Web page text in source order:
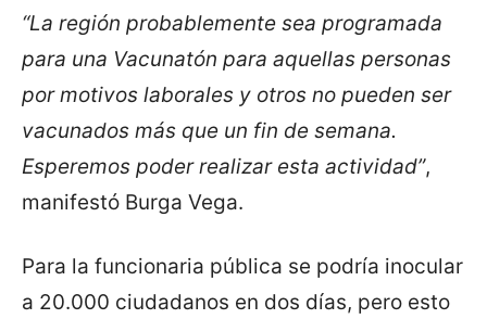
“La región probablemente sea programada
para una Vacunatón para aquellas personas
por motivos laborales y otros no pueden ser
vacunados más que un fin de semana.
Esperemos poder realizar esta actividad”,
manifestó Burga Vega.
Para la funcionaria pública se podría inocular
a 20.000 ciudadanos en dos días, pero esto